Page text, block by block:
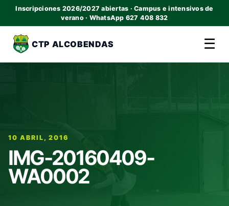
Inscripciones 2026/2027 abiertas · Campus e intensivos de
verano · WhatsApp 627 408 832
CTP ALCOBENDAS ☰
10 ABRIL, 2016
IMG-20160409-
WA0002